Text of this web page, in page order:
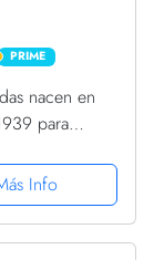
PRIME
nacen en
para
PopGrip
Info